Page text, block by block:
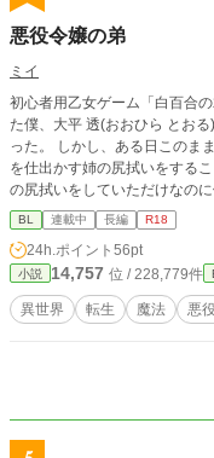
悪役令嬢の弟
ミイ
初心者用乙女ゲーム「白百合
た僕、大平 透(おおひら とお
った。 しかし、ある日このまま行けば没落ルートだと気付いた僕は色んなこと
を仕出かす姉の尻拭いをすることにする。 そんな日々を
の尻拭いをしていただけなの
まい、困惑する僕。 更にはゲームに出てくるヒロインも何処かおかしい…？
「あの…いや…僕のことはいいので
18にしています ＊1話ごとは
外編を更新予定です
BL 連載中 長編 R18
24h.ポイント 56pt
小説 14,757 位 / 228,779件
異世界 転生 魔法 悪